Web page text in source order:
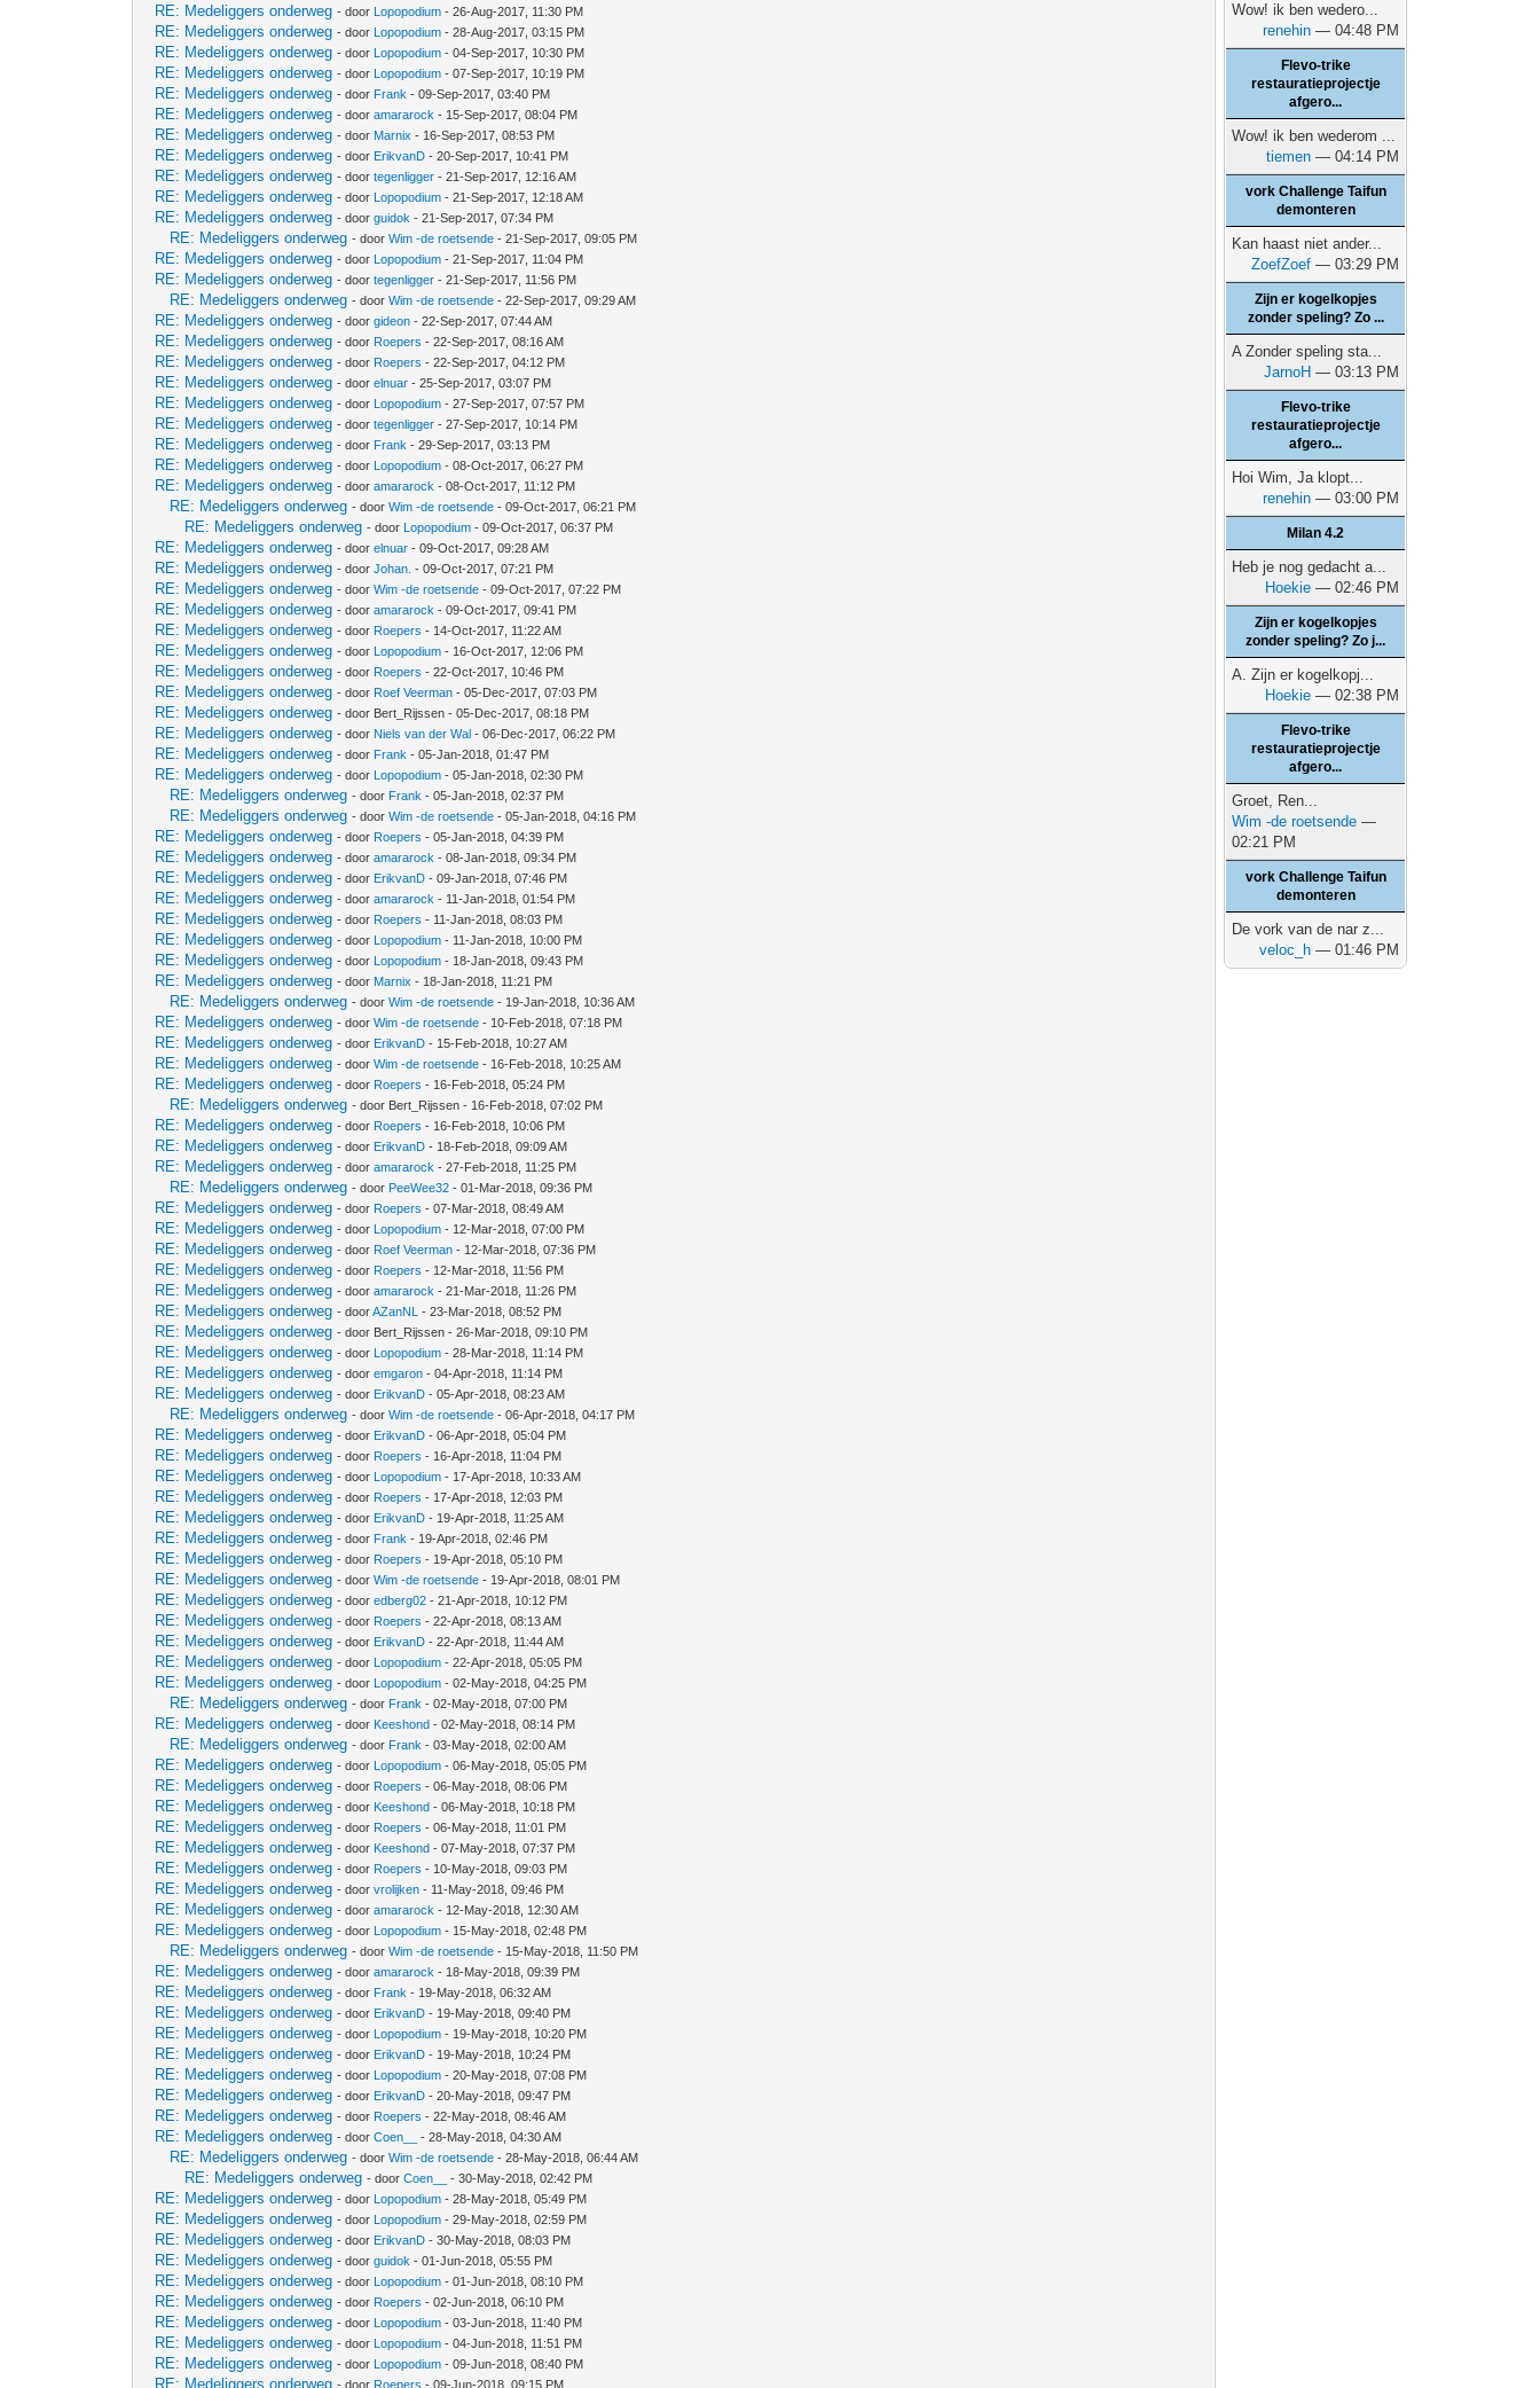
RE: Medeliggers onderweg - door Lopopodium - 26-Aug-2017, 11:30 PM
RE: Medeliggers onderweg - door Lopopodium - 28-Aug-2017, 03:15 PM
RE: Medeliggers onderweg - door Lopopodium - 04-Sep-2017, 10:30 PM
RE: Medeliggers onderweg - door Lopopodium - 07-Sep-2017, 10:19 PM
RE: Medeliggers onderweg - door Frank - 09-Sep-2017, 03:40 PM
RE: Medeliggers onderweg - dooramararock - 15-Sep-2017, 08:04 PM
RE: Medeliggers onderweg - door Marnix - 16-Sep-2017, 08:53 PM
RE: Medeliggers onderweg - door ErikvanD - 20-Sep-2017, 10:41 PM
RE: Medeliggers onderweg - doortegenligger - 21-Sep-2017, 12:16 AM
RE: Medeliggers onderweg - door Lopopodium - 21-Sep-2017, 12:18 AM
RE: Medeliggers onderweg - doorguidok - 21-Sep-2017, 07:34 PM
RE: Medeliggers onderweg - doorWim -de roetsende - 21-Sep-2017, 09:05 PM
RE: Medeliggers onderweg - door Lopopodium - 21-Sep-2017, 11:04 PM
RE: Medeliggers onderweg - doortegenligger - 21-Sep-2017, 11:56 PM
RE: Medeliggers onderweg - doorWim -de roetsende - 22-Sep-2017, 09:29 AM
RE: Medeliggers onderweg - doorgideon - 22-Sep-2017, 07:44 AM
RE: Medeliggers onderweg - door Roepers - 22-Sep-2017, 08:16 AM
RE: Medeliggers onderweg - door Roepers - 22-Sep-2017, 04:12 PM
RE: Medeliggers onderweg - doorelnuar - 25-Sep-2017, 03:07 PM
RE: Medeliggers onderweg - door Lopopodium - 27-Sep-2017, 07:57 PM
RE: Medeliggers onderweg - doortegenligger - 27-Sep-2017, 10:14 PM
RE: Medeliggers onderweg - door Frank - 29-Sep-2017, 03:13 PM
RE: Medeliggers onderweg - door Lopopodium - 08-Oct-2017, 06:27 PM
RE: Medeliggers onderweg - dooramararock - 08-Oct-2017, 11:12 PM
RE: Medeliggers onderweg - doorWim -de roetsende - 09-Oct-2017, 06:21 PM
RE: Medeliggers onderweg - door Lopopodium - 09-Oct-2017, 06:37 PM
RE: Medeliggers onderweg - doorelnuar - 09-Oct-2017, 09:28 AM
RE: Medeliggers onderweg - doorJohan. - 09-Oct-2017, 07:21 PM
RE: Medeliggers onderweg - doorWim -de roetsende - 09-Oct-2017, 07:22 PM
RE: Medeliggers onderweg - dooramararock - 09-Oct-2017, 09:41 PM
RE: Medeliggers onderweg - door Roepers - 14-Oct-2017, 11:22 AM
RE: Medeliggers onderweg - door Lopopodium - 16-Oct-2017, 12:06 PM
RE: Medeliggers onderweg - door Roepers - 22-Oct-2017, 10:46 PM
RE: Medeliggers onderweg - door Roef Veerman - 05-Dec-2017, 07:03 PM
RE: Medeliggers onderweg - door Bert_Rijssen - 05-Dec-2017, 08:18 PM
RE: Medeliggers onderweg - door Niels van der Wal - 06-Dec-2017, 06:22 PM
RE: Medeliggers onderweg - door Frank - 05-Jan-2018, 01:47 PM
RE: Medeliggers onderweg - door Lopopodium - 05-Jan-2018, 02:30 PM
RE: Medeliggers onderweg - door Frank - 05-Jan-2018, 02:37 PM
RE: Medeliggers onderweg - doorWim -de roetsende - 05-Jan-2018, 04:16 PM
RE: Medeliggers onderweg - door Roepers - 05-Jan-2018, 04:39 PM
RE: Medeliggers onderweg - dooramararock - 08-Jan-2018, 09:34 PM
RE: Medeliggers onderweg - door ErikvanD - 09-Jan-2018, 07:46 PM
RE: Medeliggers onderweg - dooramararock - 11-Jan-2018, 01:54 PM
RE: Medeliggers onderweg - door Roepers - 11-Jan-2018, 08:03 PM
RE: Medeliggers onderweg - door Lopopodium - 11-Jan-2018, 10:00 PM
RE: Medeliggers onderweg - door Lopopodium - 18-Jan-2018, 09:43 PM
RE: Medeliggers onderweg - door Marnix - 18-Jan-2018, 11:21 PM
RE: Medeliggers onderweg - doorWim -de roetsende - 19-Jan-2018, 10:36 AM
RE: Medeliggers onderweg - doorWim -de roetsende - 10-Feb-2018, 07:18 PM
RE: Medeliggers onderweg - door ErikvanD - 15-Feb-2018, 10:27 AM
RE: Medeliggers onderweg - doorWim -de roetsende - 16-Feb-2018, 10:25 AM
RE: Medeliggers onderweg - door Roepers - 16-Feb-2018, 05:24 PM
RE: Medeliggers onderweg - door Bert_Rijssen - 16-Feb-2018, 07:02 PM
RE: Medeliggers onderweg - door Roepers - 16-Feb-2018, 10:06 PM
RE: Medeliggers onderweg - door ErikvanD - 18-Feb-2018, 09:09 AM
RE: Medeliggers onderweg - dooramararock - 27-Feb-2018, 11:25 PM
RE: Medeliggers onderweg - door PeeWee32 - 01-Mar-2018, 09:36 PM
RE: Medeliggers onderweg - door Roepers - 07-Mar-2018, 08:49 AM
RE: Medeliggers onderweg - door Lopopodium - 12-Mar-2018, 07:00 PM
RE: Medeliggers onderweg - door Roef Veerman - 12-Mar-2018, 07:36 PM
RE: Medeliggers onderweg - door Roepers - 12-Mar-2018, 11:56 PM
RE: Medeliggers onderweg - dooramararock - 21-Mar-2018, 11:26 PM
RE: Medeliggers onderweg - doorAZanNL - 23-Mar-2018, 08:52 PM
RE: Medeliggers onderweg - door Bert_Rijssen - 26-Mar-2018, 09:10 PM
RE: Medeliggers onderweg - door Lopopodium - 28-Mar-2018, 11:14 PM
RE: Medeliggers onderweg - dooremgaron - 04-Apr-2018, 11:14 PM
RE: Medeliggers onderweg - door ErikvanD - 05-Apr-2018, 08:23 AM
RE: Medeliggers onderweg - doorWim -de roetsende - 06-Apr-2018, 04:17 PM
RE: Medeliggers onderweg - door ErikvanD - 06-Apr-2018, 05:04 PM
RE: Medeliggers onderweg - door Roepers - 16-Apr-2018, 11:04 PM
RE: Medeliggers onderweg - door Lopopodium - 17-Apr-2018, 10:33 AM
RE: Medeliggers onderweg - door Roepers - 17-Apr-2018, 12:03 PM
RE: Medeliggers onderweg - door ErikvanD - 19-Apr-2018, 11:25 AM
RE: Medeliggers onderweg - door Frank - 19-Apr-2018, 02:46 PM
RE: Medeliggers onderweg - door Roepers - 19-Apr-2018, 05:10 PM
RE: Medeliggers onderweg - doorWim -de roetsende - 19-Apr-2018, 08:01 PM
RE: Medeliggers onderweg - dooredberg02 - 21-Apr-2018, 10:12 PM
RE: Medeliggers onderweg - door Roepers - 22-Apr-2018, 08:13 AM
RE: Medeliggers onderweg - door ErikvanD - 22-Apr-2018, 11:44 AM
RE: Medeliggers onderweg - door Lopopodium - 22-Apr-2018, 05:05 PM
RE: Medeliggers onderweg - door Lopopodium - 02-May-2018, 04:25 PM
RE: Medeliggers onderweg - door Frank - 02-May-2018, 07:00 PM
RE: Medeliggers onderweg - door Keeshond - 02-May-2018, 08:14 PM
RE: Medeliggers onderweg - door Frank - 03-May-2018, 02:00 AM
RE: Medeliggers onderweg - door Lopopodium - 06-May-2018, 05:05 PM
RE: Medeliggers onderweg - door Roepers - 06-May-2018, 08:06 PM
RE: Medeliggers onderweg - door Keeshond - 06-May-2018, 10:18 PM
RE: Medeliggers onderweg - door Roepers - 06-May-2018, 11:01 PM
RE: Medeliggers onderweg - door Keeshond - 07-May-2018, 07:37 PM
RE: Medeliggers onderweg - door Roepers - 10-May-2018, 09:03 PM
RE: Medeliggers onderweg - doorvrolijken - 11-May-2018, 09:46 PM
RE: Medeliggers onderweg - dooramararock - 12-May-2018, 12:30 AM
RE: Medeliggers onderweg - door Lopopodium - 15-May-2018, 02:48 PM
RE: Medeliggers onderweg - doorWim -de roetsende - 15-May-2018, 11:50 PM
RE: Medeliggers onderweg - dooramararock - 18-May-2018, 09:39 PM
RE: Medeliggers onderweg - door Frank - 19-May-2018, 06:32 AM
RE: Medeliggers onderweg - door ErikvanD - 19-May-2018, 09:40 PM
RE: Medeliggers onderweg - door Lopopodium - 19-May-2018, 10:20 PM
RE: Medeliggers onderweg - door ErikvanD - 19-May-2018, 10:24 PM
RE: Medeliggers onderweg - door Lopopodium - 20-May-2018, 07:08 PM
RE: Medeliggers onderweg - door ErikvanD - 20-May-2018, 09:47 PM
RE: Medeliggers onderweg - door Roepers - 22-May-2018, 08:46 AM
RE: Medeliggers onderweg - doorCoen__ - 28-May-2018, 04:30 AM
RE: Medeliggers onderweg - doorWim -de roetsende - 28-May-2018, 06:44 AM
RE: Medeliggers onderweg - doorCoen__ - 30-May-2018, 02:42 PM
RE: Medeliggers onderweg - door Lopopodium - 28-May-2018, 05:49 PM
RE: Medeliggers onderweg - door Lopopodium - 29-May-2018, 02:59 PM
RE: Medeliggers onderweg - door ErikvanD - 30-May-2018, 08:03 PM
RE: Medeliggers onderweg - doorguidok - 01-Jun-2018, 05:55 PM
RE: Medeliggers onderweg - door Lopopodium - 01-Jun-2018, 08:10 PM
RE: Medeliggers onderweg - door Roepers - 02-Jun-2018, 06:10 PM
RE: Medeliggers onderweg - door Lopopodium - 03-Jun-2018, 11:40 PM
RE: Medeliggers onderweg - door Lopopodium - 04-Jun-2018, 11:51 PM
RE: Medeliggers onderweg - door Lopopodium - 09-Jun-2018, 08:40 PM
RE: Medeliggers onderweg - door Roepers - 09-Jun-2018, 09:15 PM
Wow! ik ben wedero...
renehin — 04:48 PM
Flevo-trike
restauratieprojectje
afgero...
Wow! ik ben wederom ...
tiemen — 04:14 PM
vork Challenge Taifun
demonteren
Kan haast niet ander...
ZoefZoef — 03:29 PM
Zijn er kogelkopjes
zonder speling? Zo ...
A Zonder speling sta...
JarnoH — 03:13 PM
Flevo-trike
restauratieprojectje
afgero...
Hoi Wim, Ja klopt...
renehin — 03:00 PM
Milan 4.2
Heb je nog gedacht a...
Hoekie — 02:46 PM
Zijn er kogelkopjes
zonder speling? Zo j...
A. Zijn er kogelkopj...
Hoekie — 02:38 PM
Flevo-trike
restauratieprojectje
afgero...
Groet, Ren...
Wim -de roetsende —
02:21 PM
vork Challenge Taifun
demonteren
De vork van de nar z...
veloc_h — 01:46 PM